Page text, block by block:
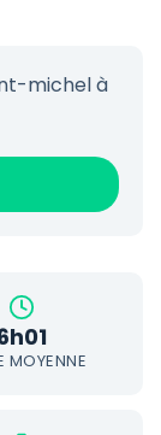
michel à
MOYENNE